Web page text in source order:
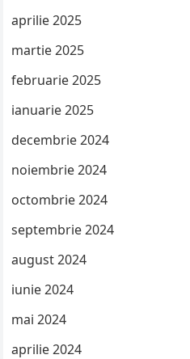
aprilie 2025
martie 2025
februarie 2025
ianuarie 2025
decembrie 2024
noiembrie 2024
octombrie 2024
septembrie 2024
august 2024
iunie 2024
mai 2024
aprilie 2024